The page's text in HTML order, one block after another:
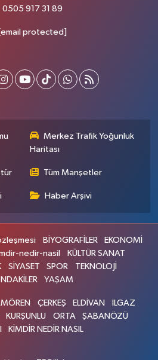
0505 917 31 89
[email protected]
Merkez Trafik Yoğunluk
Haritası
Tüm Manşetler
Haber Arşivi
BİYOGRAFİLER
EKONOMİ
nedir-nasil
KÜLTÜR SANAT
SİYASET SPOR
TEKNOLOJİ
YAŞAM
ÇERKEŞ ELDİVAN
ILGAZ
KURŞUNLU ORTA
ŞABANÖZÜ
KİMDİR NEDİR NASIL